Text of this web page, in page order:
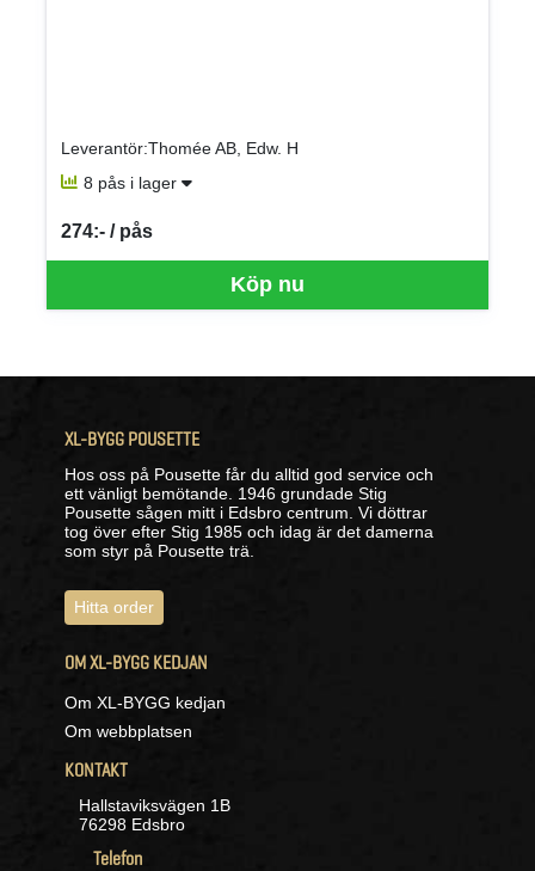
Leverantör:Thomée AB, Edw. H
8 pås i lager
Köp nu
274:- / pås
SEK per PÅS
XL-BYGG POUSETTE
Hos oss på Pousette får du alltid god service och
ett vänligt bemötande. 1946 grundade Stig
Pousette sågen mitt i Edsbro centrum. Vi döttrar
tog över efter Stig 1985 och idag är det damerna
som styr på Pousette trä.
Hitta order
OM XL-BYGG KEDJAN
Om XL-BYGG kedjan
Om webbplatsen
KONTAKT
Hallstaviksvägen 1B
76298 Edsbro
Telefon